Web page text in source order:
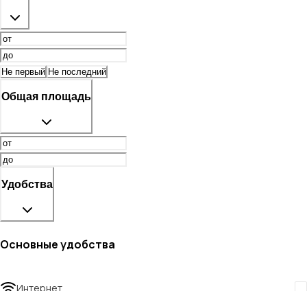
Не первый Не последний
Общая площадь
Удобства
Основные удобства
Интернет